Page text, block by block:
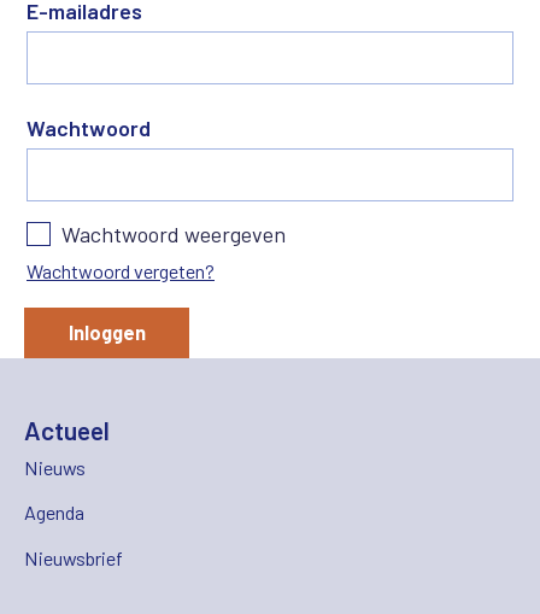
E-mailadres
Wachtwoord
Wachtwoord weergeven
Wachtwoord vergeten?
Inloggen
Actueel
Nieuws
Agenda
Nieuwsbrief